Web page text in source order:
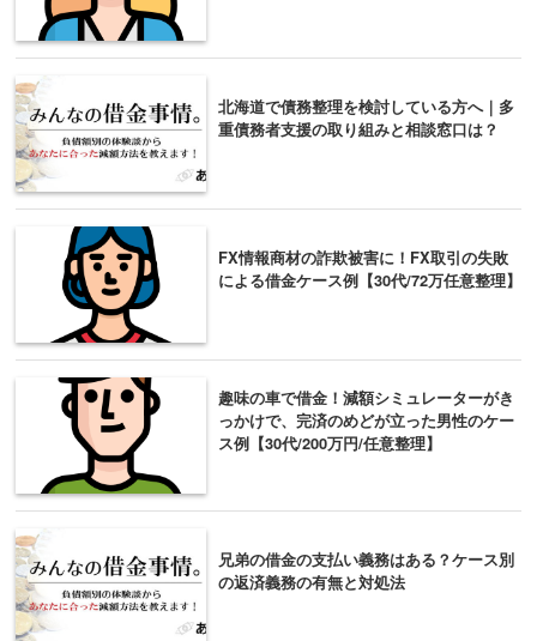
北海道で債務整理を検討している方へ｜多
重債務者支援の取り組みと相談窓口は？
FX情報商材の詐欺被害に！FX取引の失敗
による借金ケース例【30代/72万任意整理】
趣味の車で借金！減額シミュレーターがき
っかけで、完済のめどが立った男性のケー
ス例【30代/200万円/任意整理】
兄弟の借金の支払い義務はある？ケース別
の返済義務の有無と対処法